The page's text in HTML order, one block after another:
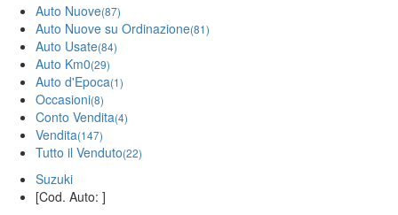
Auto Nuove(87)
Auto Nuove su Ordinazione(81)
Auto Usate(84)
Auto Km0(29)
Auto d'Epoca(1)
Occasioni(8)
Conto Vendita(4)
Vendita(147)
Tutto il Venduto(22)
Suzuki
[Cod. Auto: ]